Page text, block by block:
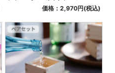
価格：2,970円(税込)